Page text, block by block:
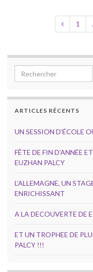
1
Search for:
ARTICLES RÉCENTS
UN SESSION D’ÉCOLE
FÊTE DE FIN D’ANNÉE
EUZHAN PALCY
L’ALLEMAGNE, UN
ENRICHISSANT
A LA DECOUVERTE DE
ET UN TROPHEE DE
PALCY !!!